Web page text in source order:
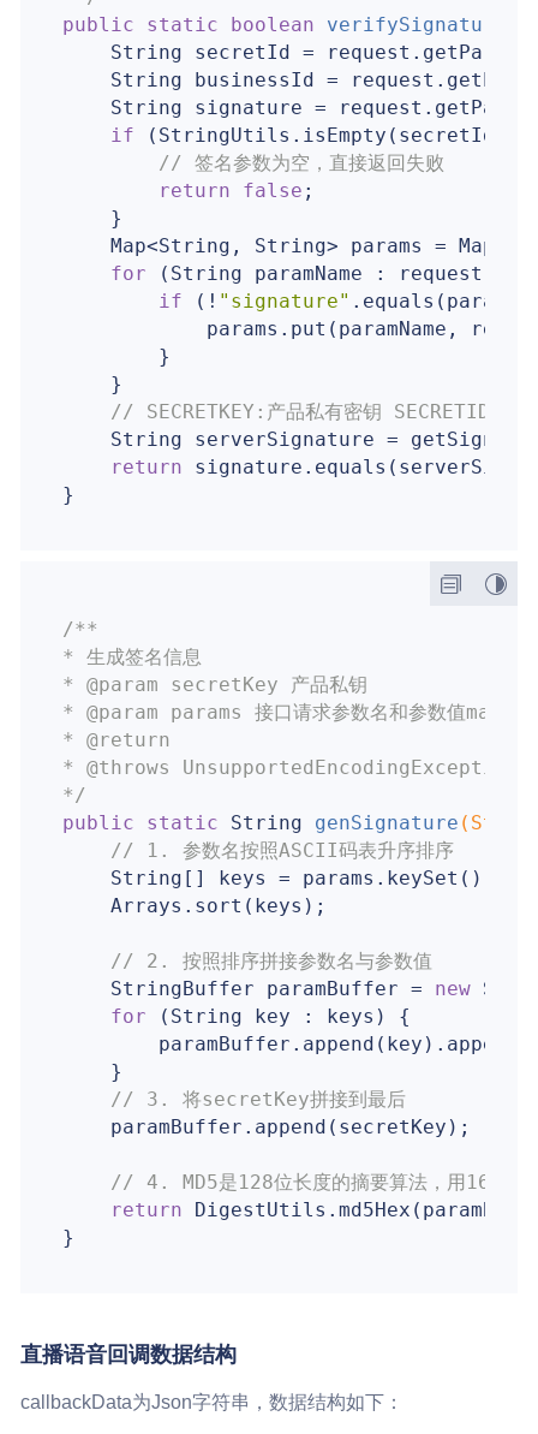
public
static boolean verifySignature
String secretId =
String businessId =
String signature =
if (StringUtils.isEmpty(secretId)
// 签名参数为空，直接返回失败
return
false ;
    }
Map<String, String> params =
for (String paramName :
if (! "signature"
params.put(paramName,
        }
    }
// SECRETKEY:产品私有密钥 SECRETID:产
String serverSignature =
return
/**
* 生成签名信息
* @param secretKey 产品私钥
* @param params 接口请求参数名和参数值map
* @return
* @throws
UnsupportedEncodingException
*/
public
static String genSignature
// 1. 参数名按照ASCII码表升序排序
String[] keys =
    Arrays.sort(keys);
// 2. 按照排序拼接参数名与参数值
    StringBuffer paramBuffer =
new
for (String key : keys) {
    }
// 3. 将secretKey拼接到最后
    paramBuffer.append(secretKey);
// 4. MD5是128位长度的摘要算法，用16进制
return
直播语音回调数据结构
callbackData为Json字符串，数据结构如下：